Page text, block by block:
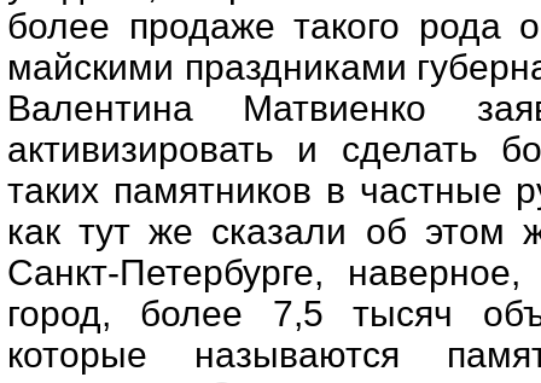
более продаже такого рода
майскими праздниками
Валентина Матвиенко
активизировать и сделать
таких памятников в частные
как тут же сказали об этом
Санкт-Петербурге,
город, более 7,5 тысяч
которые называются